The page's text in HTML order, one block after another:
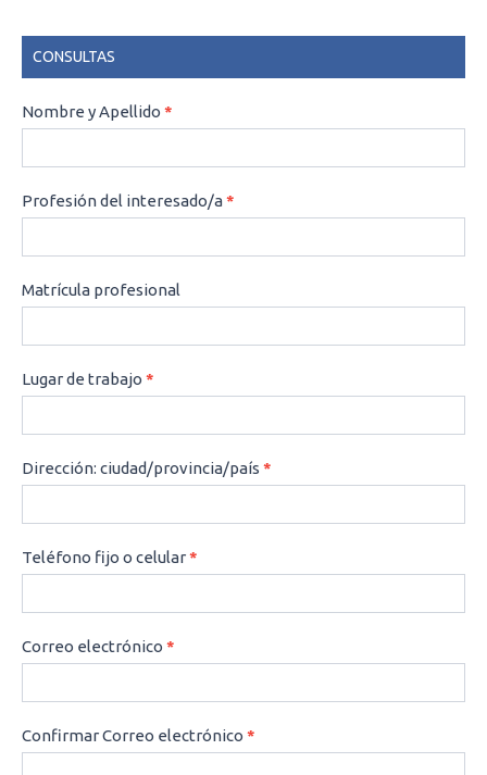
CONSULTAS
CONSULTAS
Nombre y Apellido *
Profesión del interesado/a*
Matrícula profesional
Lugar de trabajo *
Dirección: ciudad/provincia/país *
Teléfono fijo o celular*
Correo electrónico *
Confirmar Correo electrónico *